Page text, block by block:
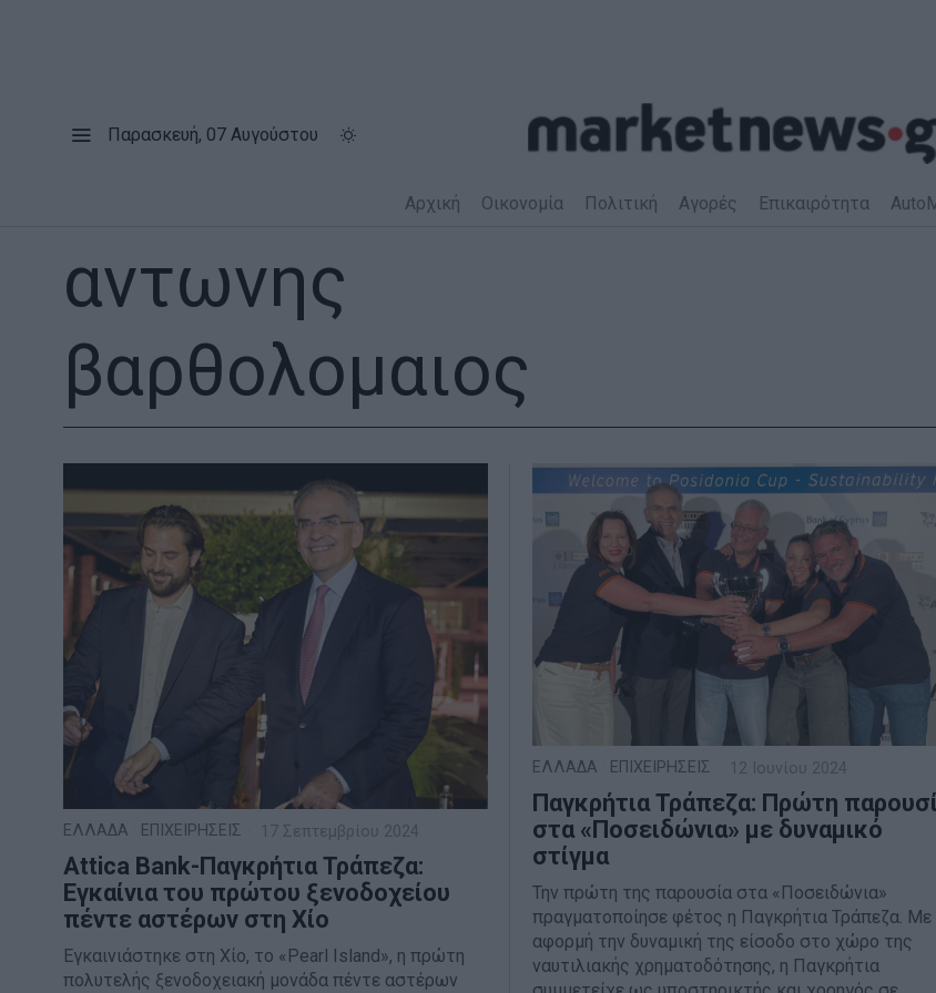
Παρασκευή, 07 Αυγούστου
Αρχική Οικονομία Πολιτική Αγορές Επικαιρότητα
αντωνης
βαρθολομαιος
ΕΛΛΑΔΑ ΕΠΙΧΕΙΡΗΣΕΙΣ 17 Σεπτεμβρίου 2024
Attica Bank-Παγκρήτια Τράπεζα:
Εγκαίνια του πρώτου ξενοδοχείου
πέντε αστέρων στη Χίο
Εγκαινιάστηκε στη Χίο, το «Pearl Island», η πρώτη
πολυτελής ξενοδοχειακή μονάδα πέντε αστέρων
ΕΛΛΑΔΑ ΕΠΙΧΕΙΡΗΣΕΙΣ 12 Ιουνίου 2024
Παγκρήτια Τράπεζα: Πρώτη
στα «Ποσειδώνια» με δυναμικό
στίγμα
Την πρώτη της παρουσία στα «Ποσειδώνια»
πραγματοποίησε φέτος η Παγκρήτια Τράπεζα. Με
αφορμή την δυναμική της είσοδο στο χώρο της
ναυτιλιακής χρηματοδότησης, η Παγκρήτια